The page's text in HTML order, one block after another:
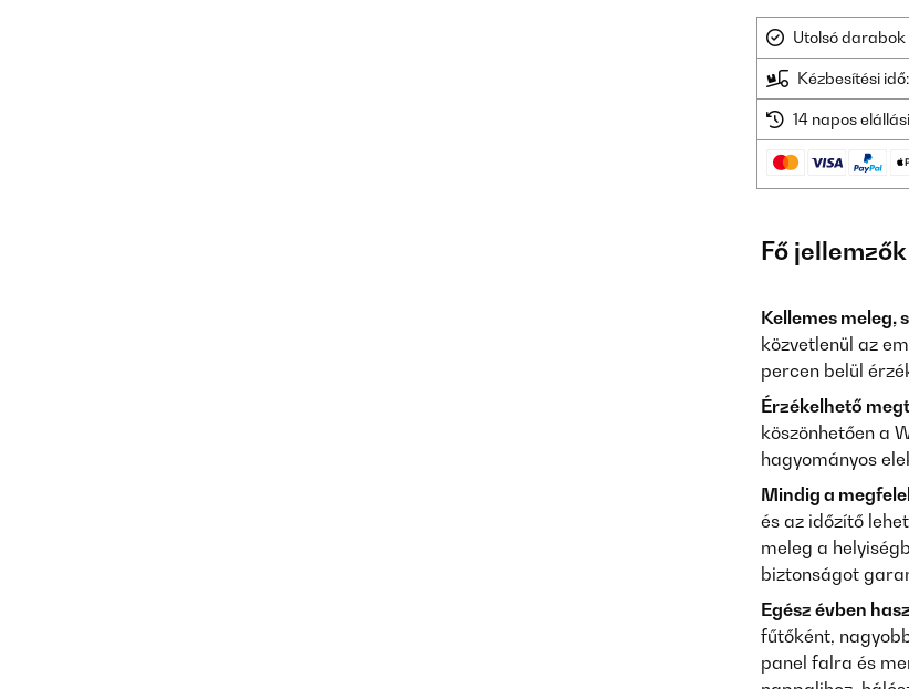
Utolsó
Kézbesítési
14 napos
Fő jellemzők
Kellemes meleg,
közvetlenül az
percen belül
Érzékelhető
köszönhetően a
hagyományos
Mindig a
és az időzítő
meleg a
biztonságot
Egész évben
fűtőként,
panel falra és